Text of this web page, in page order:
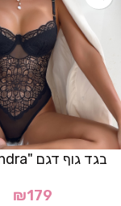
בגד גוף דגם "Casandra"
₪179